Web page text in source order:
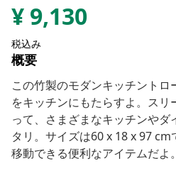
¥ 9,130
税込み
概要
この竹製のモダンキッチントロ
をキッチンにもたらすよ。ス
って、さまざまなキッチンやダ
タリ。サイズは60 x 18 x 97
移動できる便利なアイテムだよ。